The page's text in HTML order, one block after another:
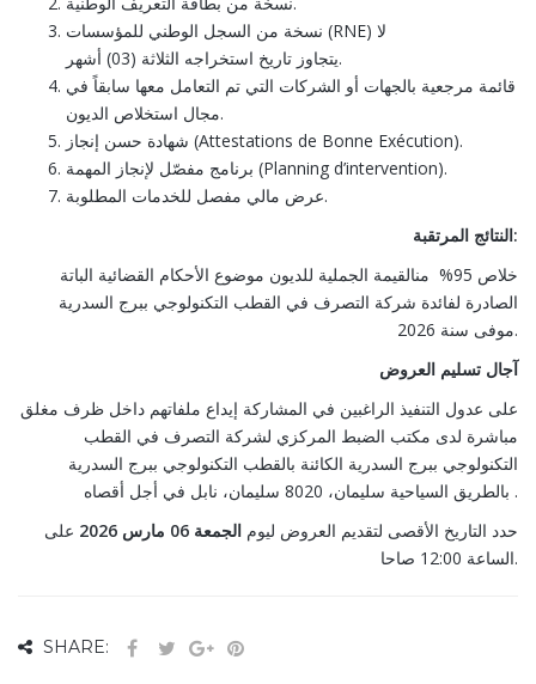
نسخة من السجل الوطني للمؤسسات (RNE) لا
يتجاوز تاريخ استخراجه الثلاثة (03) أشهر.
قائمة مرجعية بالجهات أو الشركات التي تم التعامل معها سابقاً في
مجال استخلاص الديون.
شهادة حسن إنجاز (Attestations de Bonne Exécution).
برنامج مفصّل لإنجاز المهمة (Planning d’intervention).
عرض مالي مفصل للخدمات المطلوبة.
النتائج المرتقبة:
خلاص 95% منالقيمة الجملية للديون موضوع الأحكام القضائية الباتة
الصادرة لفائدة شركة التصرف في القطب التكنولوجي ببرج السدرية
موفى سنة 2026.
آجال تسليم العروض
على عدول التنفيذ الراغبين في المشاركة إيداع ملفاتهم داخل ظرف مغلق
مباشرة لدى مكتب الضبط المركزي لشركة التصرف في القطب
التكنولوجي ببرج السدرية الكائنة بالقطب التكنولوجي ببرج السدرية
بالطريق السياحية سليمان، 8020 سليمان، نابل في أجل أقصاه .
حدد التاريخ الأقصى لتقديم العروض ليوم الجمعة 06 مارس 2026
على
الساعة 12:00 صاحا.
SHARE: